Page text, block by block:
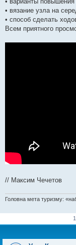
н
я
• вязание узла на
• способ сделать
Всем приятного
// Максим Чечетов
Головна мета туризму: